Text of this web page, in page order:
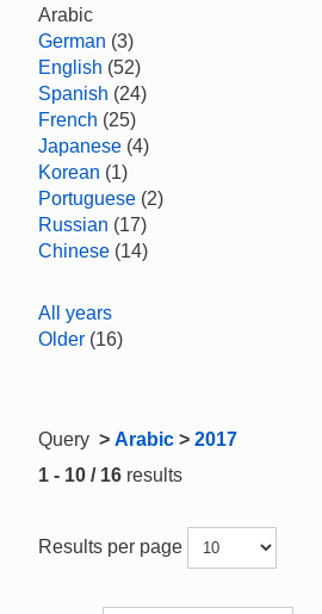
Arabic
German (3)
English (52)
Spanish (24)
French (25)
Japanese (4)
Korean (1)
Portuguese (2)
Russian (17)
Chinese (14)
All years
Older (16)
Query > Arabic > 2017
1 - 10 / 16 results
Results per page